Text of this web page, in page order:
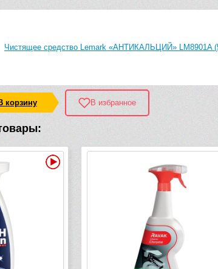
Чистящее средство Lemark «АНТИКАЛЬЦИЙ» LM8901A
корзину В избранное